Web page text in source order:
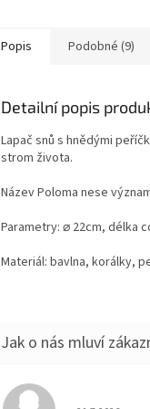
Popis Podobné (9)
Detailní popis
Lapač snů s hnědými
strom života.
Název Poloma nese
Parametry: ⌀ 22cm, délka
Materiál: bavlna, korálky,